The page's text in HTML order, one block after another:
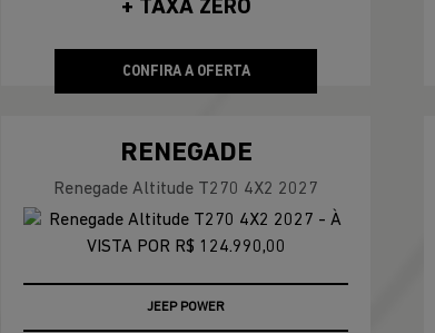
R$ 255.690,00
CONFIRA A OFERTA
RENEGADE